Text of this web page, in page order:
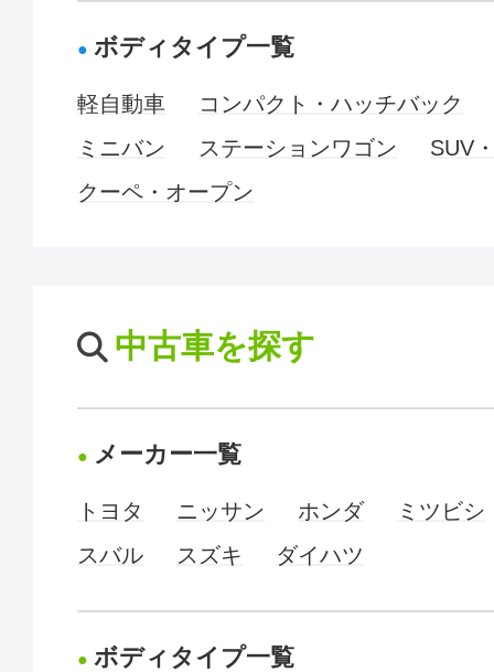
ボディタイプ一覧
軽自動車
コンパクト・ハッチバック
ミニバン
ステーションワゴン
SUV
クーペ・オープン
中古車を探す
メーカー一覧
トヨタ ニッサン ホンダ
ミツビシ
スバル
スズキ ダイハツ
ボディタイプ一覧